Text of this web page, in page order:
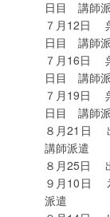
日目 講師
７月12日
日目 講師
７月16日
日目 講師
７月19日
日目 講師
８月21日
講師派遣
８月25日
９月10日
派遣